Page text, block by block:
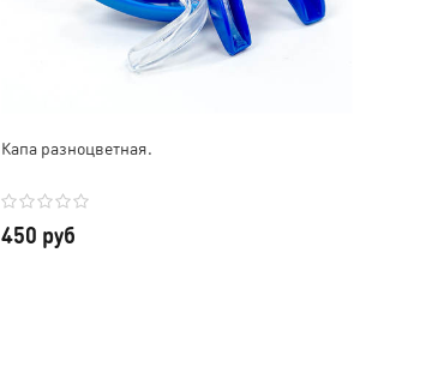
Капа разноцветная.
450 руб